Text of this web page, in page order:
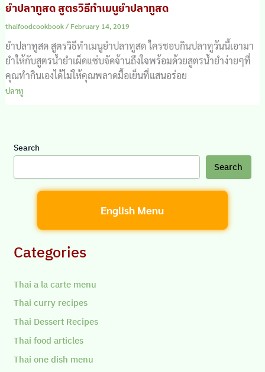
ยำปลาทูสด สูตรวิธีทำเมนูยำปลาทูสด
thaifoodcookbook/February 14, 2019
ยำปลาทูสด สูตรวิธีทำเมนูยำปลาทูสด ใครชอบกินปลาทูวันนี้เอามา
ยำให้กับสูตรน้ำยำเผ็ดแซ่บจัดจ้านถึงใจพร้อมด้วยสูตรน้ำยำง่ายๆที่
คุณทำกินเองได้ไม่ให้คุณพลาดมื้อเย็นที่แสนอร่อย
ปลาทู
Search
Search
English Menu
Categories
Thai a la carte menu
Thai curry recipes
Thai Dessert Recipes
Thai food articles
Thai one dish menu